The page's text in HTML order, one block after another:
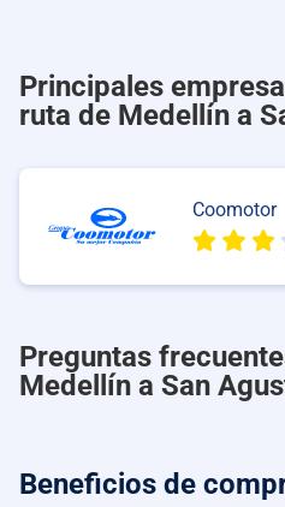
Principales
ruta de Medellín a
Coomotor
Preguntas
Medellín a San
Beneficios de